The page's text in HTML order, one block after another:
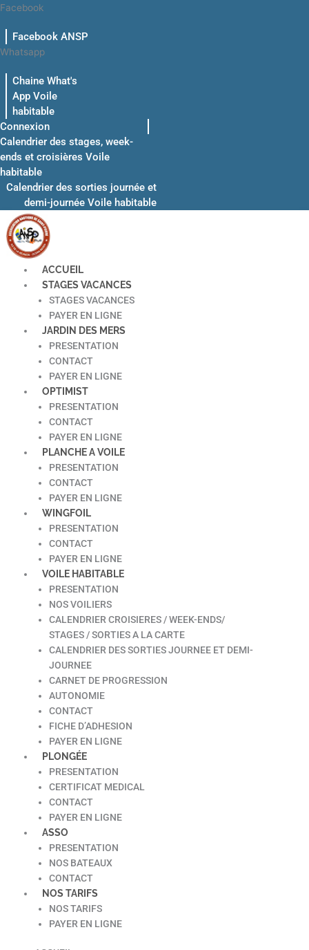
Aller
contenu
Facebook
Facebook ANSP
Whatsapp
Chaine What's
App Voile
habitable
Connexion
Calendrier des stages, week-
ends et croisières Voile
habitable
Calendrier des sorties journée et
demi-journée Voile habitable
ACCUEIL
STAGES VACANCES
STAGES VACANCES
PAYER EN LIGNE
JARDIN DES MERS
PRESENTATION
CONTACT
PAYER EN LIGNE
OPTIMIST
PRESENTATION
CONTACT
PAYER EN LIGNE
PLANCHE A VOILE
PRESENTATION
CONTACT
PAYER EN LIGNE
WINGFOIL
PRESENTATION
CONTACT
PAYER EN LIGNE
VOILE HABITABLE
PRESENTATION
NOS VOILIERS
CALENDRIER CROISIERES / WEEK-ENDS/
STAGES / SORTIES A LA CARTE
CALENDRIER DES SORTIES JOURNEE ET DEMI-
JOURNEE
CARNET DE PROGRESSION
AUTONOMIE
CONTACT
FICHE D’ADHESION
PAYER EN LIGNE
PLONGÉE
PRESENTATION
CERTIFICAT MEDICAL
CONTACT
PAYER EN LIGNE
ASSO
PRESENTATION
NOS BATEAUX
CONTACT
NOS TARIFS
NOS TARIFS
PAYER EN LIGNE